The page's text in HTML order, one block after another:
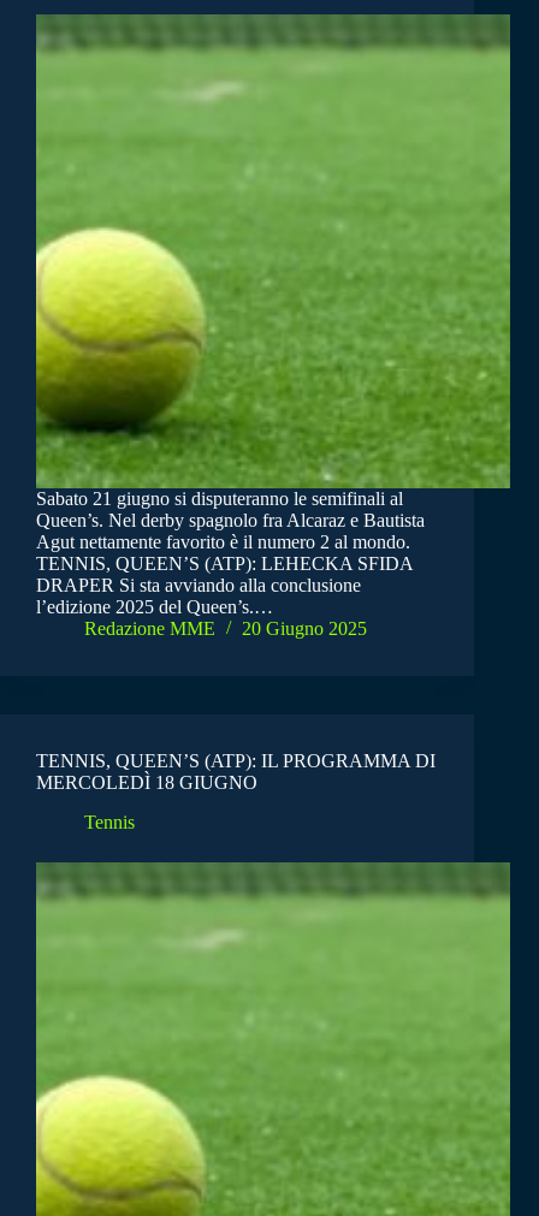
Sabato 21 giugno si disputeranno le semifinali al
Queen’s. Nel derby spagnolo fra Alcaraz e Bautista
Agut nettamente favorito è il numero 2 al mondo.
TENNIS, QUEEN’S (ATP): LEHECKA SFIDA
DRAPER Si sta avviando alla conclusione
l’edizione 2025 del Queen’s.…
Redazione MME
20 Giugno 2025
TENNIS, QUEEN’S (ATP): IL PROGRAMMA DI
MERCOLEDÌ 18 GIUGNO
Tennis